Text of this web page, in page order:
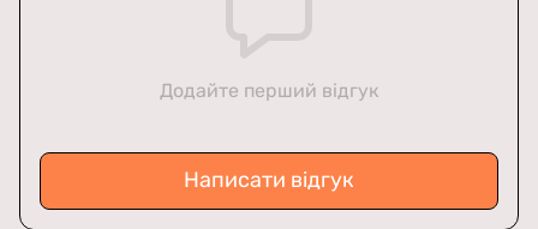
Додайте перший відгук
Написати відгук